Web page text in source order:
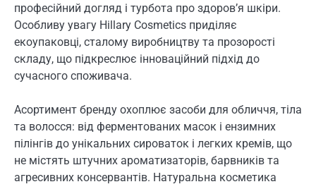
професійний догляд і турбота про здоров’я шкіри.
Особливу увагу Hillary Cosmetics приділяє
екоупаковці, сталому виробництву та прозорості
складу, що підкреслює інноваційний підхід до
сучасного споживача.
Асортимент бренду охоплює засоби для обличчя, тіла
та волосся: від ферментованих масок і ензимних
пілінгів до унікальних сироваток і легких кремів, що
не містять штучних ароматизаторів, барвників та
агресивних консервантів. Натуральна косметика